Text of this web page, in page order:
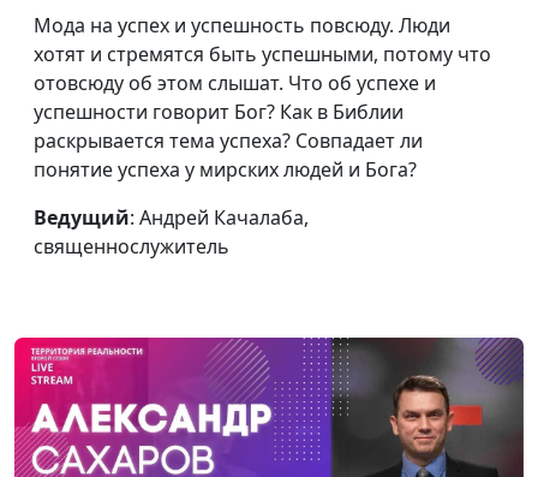
Можно ли покаяться за
другого человека?
Андрей Качалаба,
священнослужитель
К чему приводит
покаяние
Андрей Качалаба,
священнослужитель
Какой день святой?
(вторая часть)
священнослужитель
Конец света —
библейский взгляд
Андрей Качалаба,
священнослужитель
#58
Как реагировать на
критику
Андрей Качалаба,
священнослужитель
#57
Мода на успех и успешность повсюду. Люди
хотят и стремятся быть успешными, потому что
отовсюду об этом слышат. Что об успехе и
успешности говорит Бог? Как в Библии
раскрывается тема успеха? Совпадает ли
понятие успеха у мирских людей и Бога?
Ведущий: Андрей Качалаба,
священнослужитель